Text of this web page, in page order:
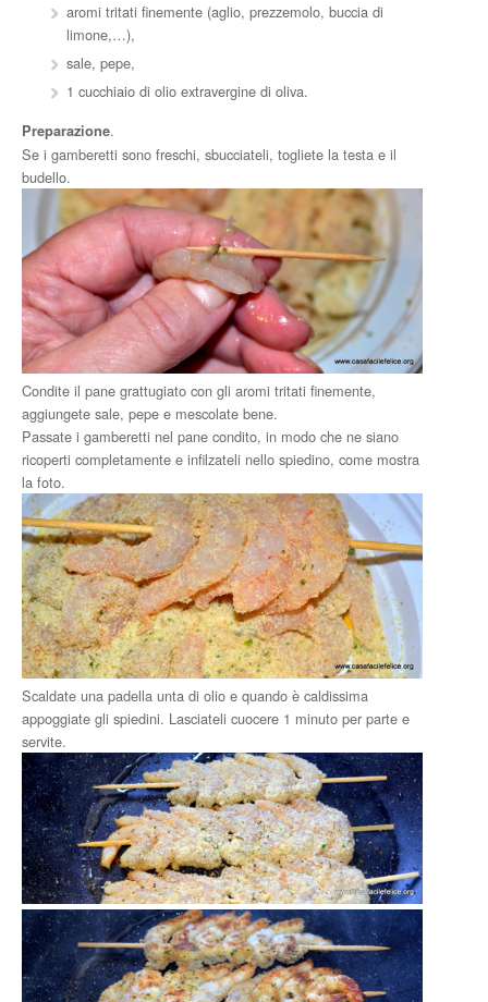
aromi tritati finemente (aglio, prezzemolo, buccia di
limone,…),
sale, pepe,
1 cucchiaio di olio extravergine di oliva.
Preparazione.
Se i gamberetti sono freschi, sbucciateli, togliete la testa e il
budello.
Condite il pane grattugiato con gli aromi tritati finemente,
aggiungete sale, pepe e mescolate bene.
Passate i gamberetti nel pane condito, in modo che ne siano
ricoperti completamente e infilzateli nello spiedino, come mostra
la foto.
Scaldate una padella unta di olio e quando è caldissima
appoggiate gli spiedini. Lasciateli cuocere 1 minuto per parte e
servite.